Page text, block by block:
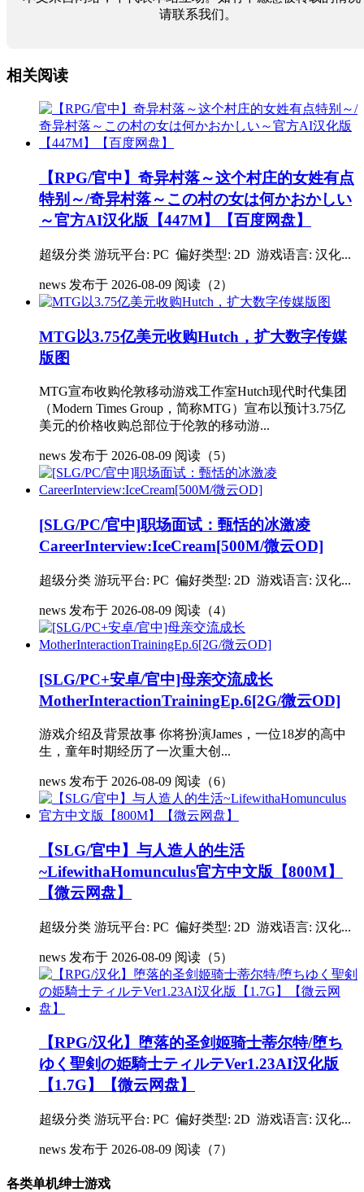
请联系我们。
相关阅读
【RPG/官中】奇异村落～这个村庄的女姓有点
特别～/奇异村落～この村の女は何かおかしい
～官方AI汉化版【447M】【百度网盘】
超级分类 游玩平台: PC 偏好类型: 2D 游戏语言: 汉化...
news 发布于 2026-08-09 阅读（2）
MTG以3.75亿美元收购Hutch，扩大数字传媒
版图
MTG宣布收购伦敦移动游戏工作室Hutch现代时代集团
（Modern Times Group，简称MTG）宣布以预计3.75亿
美元的价格收购总部位于伦敦的移动游...
news 发布于 2026-08-09 阅读（5）
[SLG/PC/官中]职场面试：甄恬的冰激凌
CareerInterview:IceCream[500M/微云OD]
超级分类 游玩平台: PC 偏好类型: 2D 游戏语言: 汉化...
news 发布于 2026-08-09 阅读（4）
[SLG/PC+安卓/官中]母亲交流成长
MotherInteractionTrainingEp.6[2G/微云OD]
游戏介绍及背景故事 你将扮演James，一位18岁的高中
生，童年时期经历了一次重大创...
news 发布于 2026-08-09 阅读（6）
【SLG/官中】与人造人的生活
~LifewithaHomunculus官方中文版【800M】
【微云网盘】
超级分类 游玩平台: PC 偏好类型: 2D 游戏语言: 汉化...
news 发布于 2026-08-09 阅读（5）
【RPG/汉化】堕落的圣剑姬骑士蒂尔特/堕ち
ゆく聖剣の姫騎士ティルテVer1.23AI汉化版
【1.7G】【微云网盘】
超级分类 游玩平台: PC 偏好类型: 2D 游戏语言: 汉化...
news 发布于 2026-08-09 阅读（7）
各类单机绅士游戏